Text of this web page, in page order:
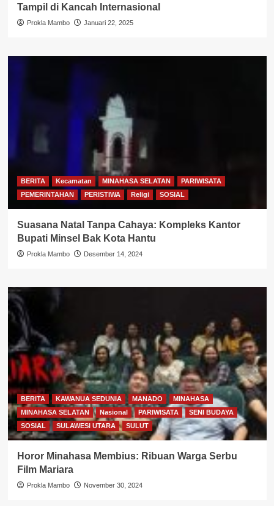
Tampil di Kancah Internasional
Prokla Mambo Januari 22, 2025
BERITA Kecamatan MINAHASA SELATAN
PARIWISATA
PEMERINTAHAN
PERISTIWA Religi SOSIAL
Suasana Natal Tanpa Cahaya: Kompleks Kantor
Bupati Minsel Bak Kota Hantu
Prokla Mambo Desember 14, 2024
BERITA KAWANUA SEDUNIA MANADO
MINAHASA
MINAHASA SELATAN
Nasional PARIWISATA
SENI BUDAYA
SOSIAL
SULAWESI UTARA SULUT
Horor Minahasa Membius: Ribuan Warga Serbu
Film Mariara
Prokla Mambo November 30, 2024